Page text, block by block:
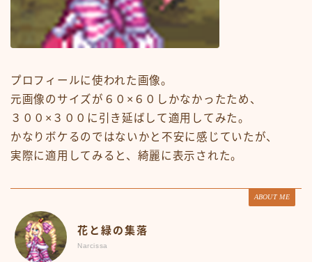
プロフィールに使われた画像。
元画像のサイズが６０×６０しかなかったため、
３００×３００に引き延ばして適用してみた。
かなりボケるのではないかと不安に感じていたが、
実際に適用してみると、綺麗に表示された。
ABOUT ME
花と緑の集落
Narcissa